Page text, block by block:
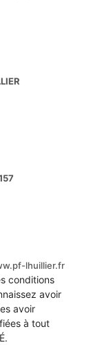
lhuillier.fr
conditions
avoir
avoir
à tout